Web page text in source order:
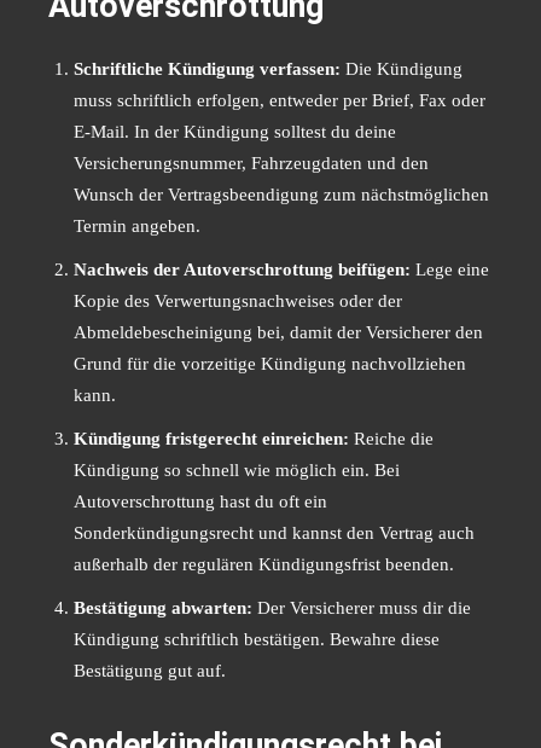
Schriftliche Kündigung verfassen: Die Kündigung
muss schriftlich erfolgen, entweder per Brief, Fax oder
E-Mail. In der Kündigung solltest du deine
Versicherungsnummer, Fahrzeugdaten und den
Wunsch der Vertragsbeendigung zum nächstmöglichen
Termin angeben.
Nachweis der Autoverschrottung beifügen: Lege eine
Kopie des Verwertungsnachweises oder der
Abmeldebescheinigung bei, damit der Versicherer den
Grund für die vorzeitige Kündigung nachvollziehen
kann.
Kündigung fristgerecht einreichen: Reiche die
Kündigung so schnell wie möglich ein. Bei
Autoverschrottung hast du oft ein
Sonderkündigungsrecht und kannst den Vertrag auch
außerhalb der regulären Kündigungsfrist beenden.
Bestätigung abwarten: Der Versicherer muss dir die
Kündigung schriftlich bestätigen. Bewahre diese
Bestätigung gut auf.